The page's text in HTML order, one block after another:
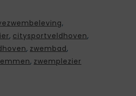
,
, citysportveldhoven,
, zwembad,
, zwemplezier